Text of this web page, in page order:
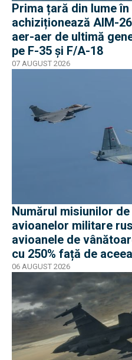
Prima țară din lume
achiziționează AIM-
aer-aer de ultimă
pe F-35 și F/A-18
07 AUGUST 2026
Numărul misiunilor
avioanelor militare
avioanele de
cu 250% față de
trecut
06 AUGUST 2026